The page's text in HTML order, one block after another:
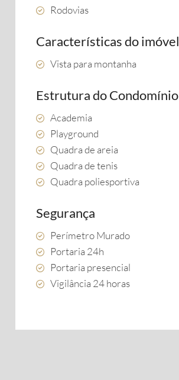
Rodovias
Características do imóvel
Vista para montanha
Estrutura do Condomínio
Academia
Playground
Quadra de areia
Quadra de tenis
Quadra poliesportiva
Segurança
Perímetro Murado
Portaria 24h
Portaria presencial
Vigilância 24 horas